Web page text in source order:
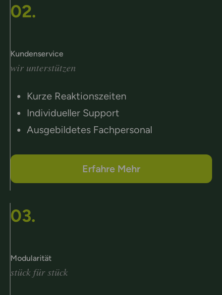
02.
Kundenservice
wir unterstützen
Kurze Reaktionszeiten
Individueller Support
Ausgebildetes Fachpersonal
Erfahre Mehr
03.
Modularität
stück für stück